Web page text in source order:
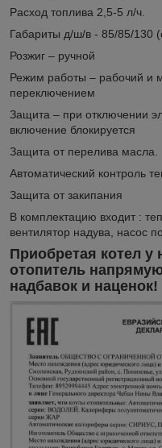
Расход топлива 2,5-5 л/ч.
Габариты д/ш/в - 85/85/130
Розжиг – ручной
Режим работы – рабочий и
переключением
Защита – при отключении
включение блокируется
Защита от перелива масла.
Автоматический контроль
Защита от закипания
В комплектацию входит :
вентилятор надува, насос
Приобретая котел у
отопитель
надбавок и наценок!